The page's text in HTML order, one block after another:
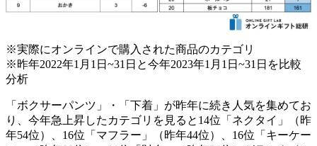
※実際にオンラインで購入された商品のカテゴリ
※昨年2022年1月1日~31日と今年2023年1月1日~31日を比較
分析
「ボクサーパンツ」・「下着」が昨年に続き人気を集めてお
り、今年急上昇したカテゴリを見ると14位「ネクタイ」（昨
年54位）、16位「マフラー」（昨年44位）、16位「キーケー